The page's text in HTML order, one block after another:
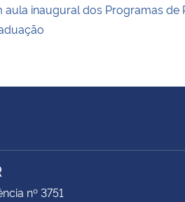
aula inaugural dos Programas de
nº 3751